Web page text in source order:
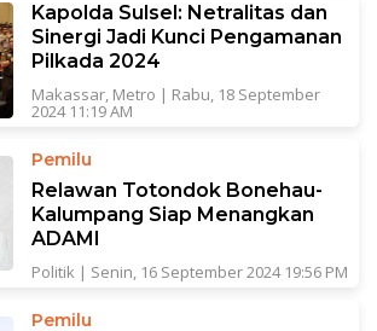
Kapolda Sulsel: Netralitas dan
Sinergi Jadi Kunci Pengamanan
Pilkada 2024
Makassar, Metro | Rabu, 18 September
2024 11:19 AM
Pemilu
Relawan Totondok Bonehau-
Kalumpang Siap Menangkan
ADAMI
Politik | Senin, 16 September 2024 19:56 PM
Pemilu